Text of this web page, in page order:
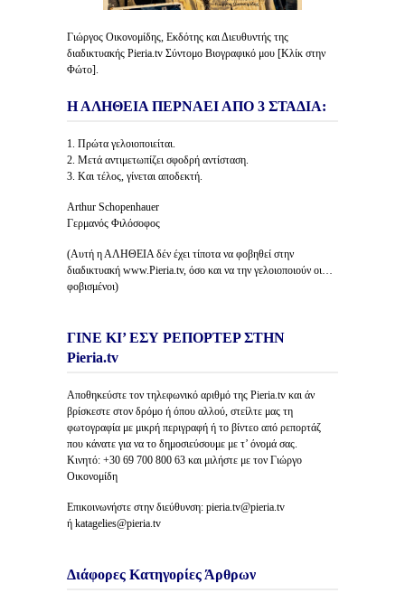
Γιώργος Οικονομίδης, Εκδότης και Διευθυντής της
διαδικτυακής Pieria.tv Σύντομο Βιογραφικό μου [Κλίκ στην
Φώτο].
Η ΑΛΗΘΕΙΑ ΠΕΡΝΑΕΙ ΑΠΟ 3 ΣΤΑΔΙΑ:
1. Πρώτα γελοιοποιείται.
2. Μετά αντιμετωπίζει σφοδρή αντίσταση.
3. Και τέλος, γίνεται αποδεκτή.
Arthur Schopenhauer
Γερμανός Φιλόσοφος
(Αυτή η ΑΛΗΘΕΙΑ δέν έχει τίποτα να φοβηθεί στην
διαδικτυακή www.Pieria.tv, όσο και να την γελοιοποιούν οι…
φοβισμένοι)
ΓΙΝΕ ΚΙ’ ΕΣΥ ΡΕΠΟΡΤΕΡ ΣΤΗΝ
Pieria.tv
Αποθηκεύστε τον τηλεφωνικό αριθμό της Pieria.tv και άν
βρίσκεστε στον δρόμο ή όπου αλλού, στείλτε μας τη
φωτογραφία με μικρή περιγραφή ή το βίντεο από ρεπορτάζ
που κάνατε για να το δημοσιεύσουμε με τ’ όνομά σας.
Κινητό: +30 69 700 800 63 και μιλήστε με τον Γιώργο
Οικονομίδη
Επικοινωνήστε στην διεύθυνση: pieria.tv@pieria.tv
ή katagelies@pieria.tv
Διάφορες Κατηγορίες Άρθρων